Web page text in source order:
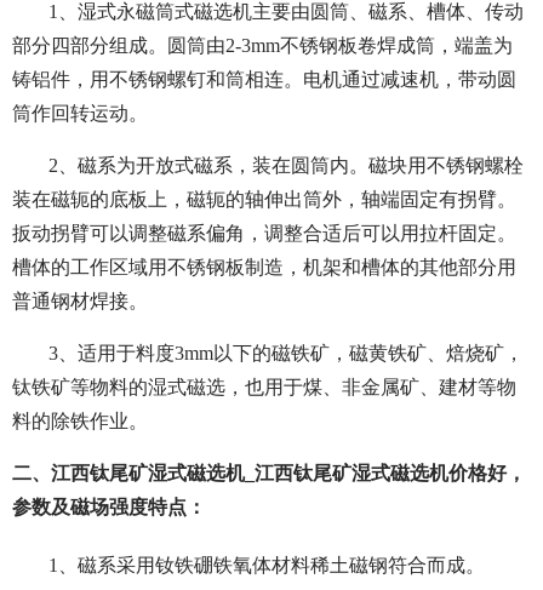
1、湿式永磁筒式磁选机主要由圆筒、磁系、槽体、传动
部分四部分组成。圆筒由2-3mm不锈钢板卷焊成筒，端盖为
铸铝件，用不锈钢螺钉和筒相连。电机通过减速机，带动圆
筒作回转运动。
2、磁系为开放式磁系，装在圆筒内。磁块用不锈钢螺栓
装在磁轭的底板上，磁轭的轴伸出筒外，轴端固定有拐臂。
扳动拐臂可以调整磁系偏角，调整合适后可以用拉杆固定。
槽体的工作区域用不锈钢板制造，机架和槽体的其他部分用
普通钢材焊接。
3、适用于料度3mm以下的磁铁矿，磁黄铁矿、焙烧矿，
钛铁矿等物料的湿式磁选，也用于煤、非金属矿、建材等物
料的除铁作业。
二、江西钛尾矿湿式磁选机_江西钛尾矿湿式磁选机价格好，
参数及磁场强度特点：
1、磁系采用钕铁硼铁氧体材料稀土磁钢符合而成。